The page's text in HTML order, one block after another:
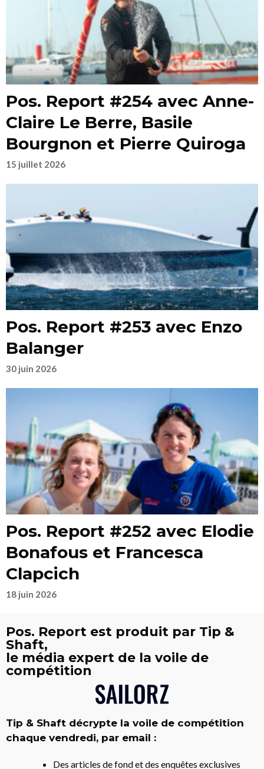
Pos. Report #254 avec Anne-
Claire Le Berre, Basile
Bourgnon et Pierre Quiroga
15 juillet 2026
Pos. Report #253 avec Enzo
Balanger
30 juin 2026
Pos. Report #252 avec Elodie
Bonafous et Francesca
Clapcich
18 juin 2026
Pos. Report est produit par Tip &
Shaft,
le média expert de la voile de
compétition
Tip & Shaft décrypte la voile de compétition
chaque vendredi, par email :
Des articles de fond et des enquêtes exclusives